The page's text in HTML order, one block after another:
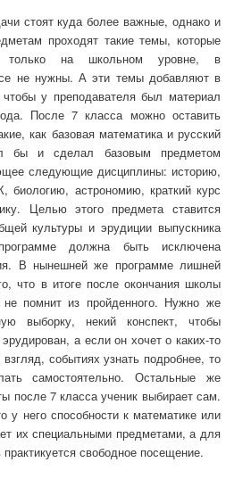
стоят куда более важные, однако и
проходят такие темы, которые
только на школьном уровне, в
не нужны. А эти темы добавляют в
у преподавателя был материал
После 7 класса можно оставить
как базовая математика и русский
бы и сделал базовым предметом
следующие дисциплины: историю,
биологию, астрономию, краткий курс
Целью этого предмета ставится
культуры и эрудиции выпускника
должна быть исключена
В нынешней же программе лишней
что в итоге после окончания школы
не помнит из пройденного. Нужно же
выборку, некий конспект, чтобы
а если он хочет о каких-то
событиях узнать подробнее, то
самостоятельно. Остальные же
после 7 класса ученик выбирает сам.
у него способности к математике или
их специальными предметами, а для
свободное посещение.